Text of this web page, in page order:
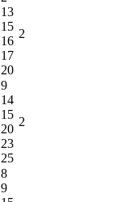
13
15
16
17
20
2
9
14
15
20
23
25
2
8
9